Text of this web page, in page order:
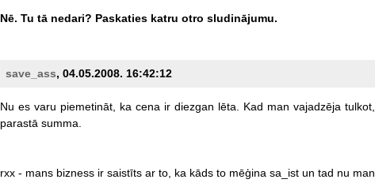
Nē. Tu tā nedari? Paskaties katru otro sludinājumu.
save_ass, 04.05.2008. 16:42:12
Nu es varu piemetināt, ka cena ir diezgan lēta. Kad man vajadzēja tulkot,
parastā summa.
rxx - mans bizness ir saistīts ar to, ka kāds to mēģina sa_ist un tad nu man